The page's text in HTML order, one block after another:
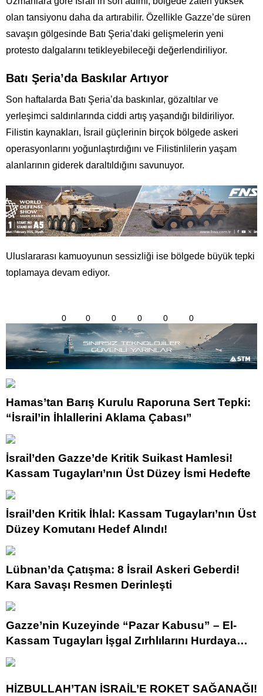
olan tansiyonu daha da artırabilir. Özellikle Gazze’de süren
savaşın gölgesinde Batı Şeria’daki gelişmelerin yeni
protesto dalgalarını tetikleyebileceği değerlendiriliyor.
Batı Şeria’da Baskılar Artıyor
Son haftalarda Batı Şeria’da baskınlar, gözaltılar ve
yerleşimci saldırılarında ciddi artış yaşandığı bildiriliyor.
Filistin kaynakları, İsrail güçlerinin birçok bölgede askeri
operasyonlarını yoğunlaştırdığını ve Filistinlilerin yaşam
alanlarının giderek daraltıldığını savunuyor.
Uluslararası kamuoyunun sessizliği ise bölgede büyük tepki
toplamaya devam ediyor.
0 0 0 0 0 0
Hamas’tan Barış Kurulu Raporuna Sert Tepki:
“İsrail’in İhlallerini Aklama Çabası”
İsrail’den Gazze’de Kritik Suikast Hamlesi!
Kassam Tugayları’nın Üst Düzey İsmi Hedefte
İsrail’den Kritik İhlal: Kassam Tugayları’nın Üst
Düzey Komutanı Hedef Alındı!
Lübnan’da Çatışma: 8 İsrail Askeri Geberdi!
Kara Savaşı Resmen Derinleşti
Gazze’nin Kuzeyinde “Pazar Kabusu” – El-
Kassam Tugayları İşgal Zırhlılarını Hurdaya
Çevirdi!
HİZBULLAH’TAN İSRAİL’E ROKET SAĞANAĞI!